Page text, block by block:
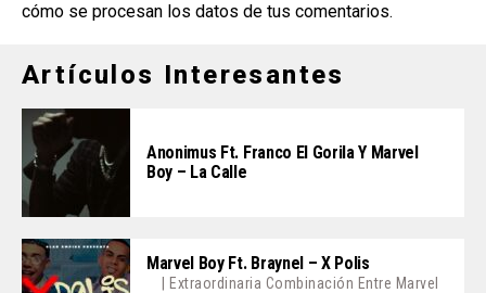
cómo se procesan los datos de tus comentarios.
Artículos Interesantes
Anonimus Ft. Franco El Gorila Y Marvel
Boy – La Calle
Marvel Boy Ft. Braynel – X Polis
| Extraordinaria Combinación Entre Marvel